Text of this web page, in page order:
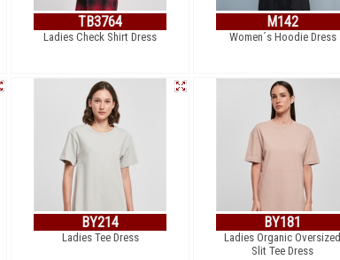
TB3764
Ladies Check Shirt Dress
M142
Women´s Hoodie Dress
BY214
Ladies Tee Dress
BY181
Ladies Organic Oversized
Slit Tee Dress